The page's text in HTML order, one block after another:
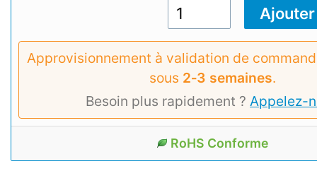
Approvisionnement à validation de
sous 2‑3 semaines.
Besoin plus rapidement ? Appelez-
RoHS Conforme